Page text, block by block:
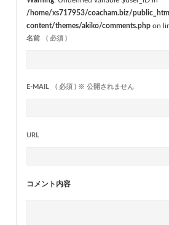
/home/xs717953/coacham.biz/
content/themes/akiko/comments.php on
名前 ( 必須 )
E-MAIL ( 必須 ) ※ 公開されません
URL
コメント内容